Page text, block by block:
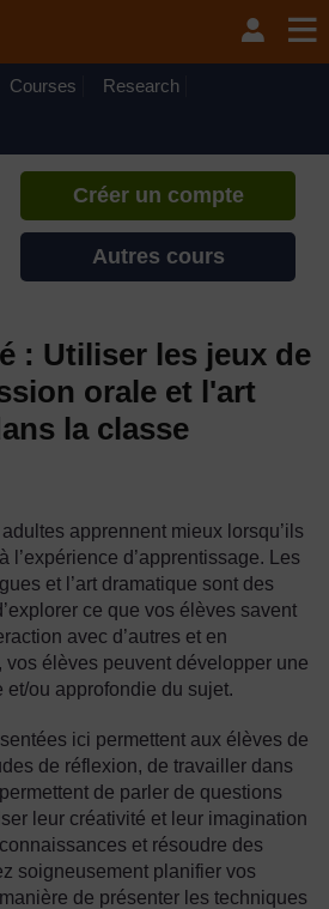
Courses Research
Si vous créez un compte, vous
pouvez établir un profil
Créer un compte
Autres cours
: Utiliser les jeux de
orale et l'art
la classe
apprennent mieux lorsqu’ils
l’expérience d’apprentissage. Les
et l’art dramatique sont des
ce que vos élèves savent
avec d’autres et en
vos élèves peuvent développer une
ou approfondie du sujet.
ici permettent aux élèves de
de réflexion, de travailler dans
de parler de questions
leur créativité et leur imagination
et résoudre des
soigneusement planifier vos
de présenter les techniques